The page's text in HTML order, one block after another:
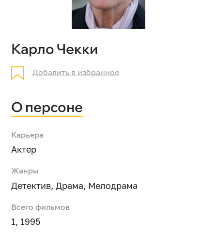
Карло Чекки
Добавить в избранное
О персоне
Карьера
Актер
Жанры
Детектив, Драма, Мелодрама
Всего фильмов
1, 1995